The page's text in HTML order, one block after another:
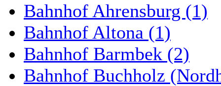
Bahnhof Ahrensburg (1)
Bahnhof Altona (1)
Bahnhof Barmbek (2)
Bahnhof Buchholz